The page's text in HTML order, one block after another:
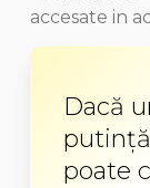
accesate in
Dacă
poate